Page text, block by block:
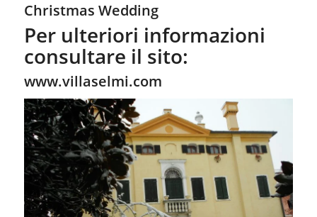
Christmas Wedding
Per ulteriori informazioni
consultare il sito:
www.villaselmi.com